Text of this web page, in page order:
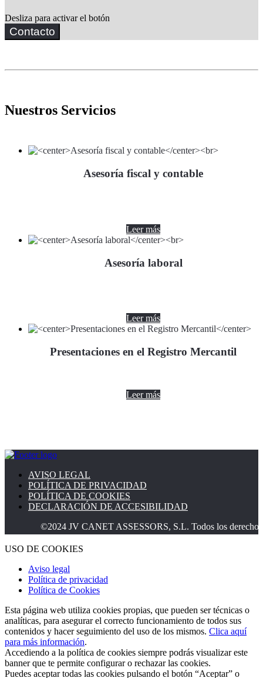
Desliza para activar el botón
Contacto
Nuestros Servicios
Asesoría fiscal y contable
Leer más
Asesoría laboral
Leer más
Presentaciones en el Registro Mercantil
Leer más
AVISO LEGAL
POLÍTICA DE PRIVACIDAD
POLÍTICA DE COOKIES
DECLARACIÓN DE ACCESIBILIDAD
©2024 JV CANET ASSESSORS, S.L. Todos los derechos
USO DE COOKIES
Aviso legal
Política de privacidad
Política de Cookies
Esta página web utiliza cookies propias, que pueden ser técnicas o
analíticas, para asegurar el correcto funcionamiento de todos sus
contenidos y hacer seguimiento del uso de los mismos. Clica aquí
para más información.
Accediendo a la política de cookies siempre podrás visualizar este
banner que te permite configurar o rechazar las cookies.
Puedes aceptar todas las cookies pulsando el botón “Aceptar” o